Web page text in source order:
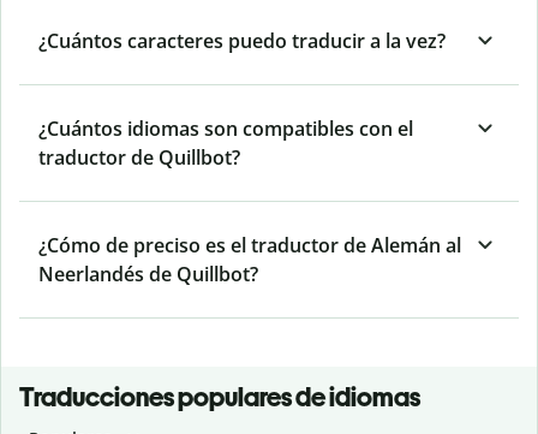
¿Cuántos caracteres puedo traducir a la vez?
¿Cuántos idiomas son compatibles con el
traductor de Quillbot?
¿Cómo de preciso es el traductor de Alemán al
Neerlandés de Quillbot?
Traducciones populares de idiomas